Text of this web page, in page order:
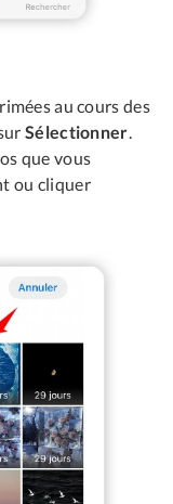
au cours des
Sélectionner.
que vous
ou cliquer